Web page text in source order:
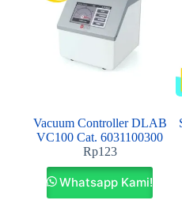
Vacuum Controller DLAB
VC100 Cat. 6031100300
Rp123
Whatsapp Kami!